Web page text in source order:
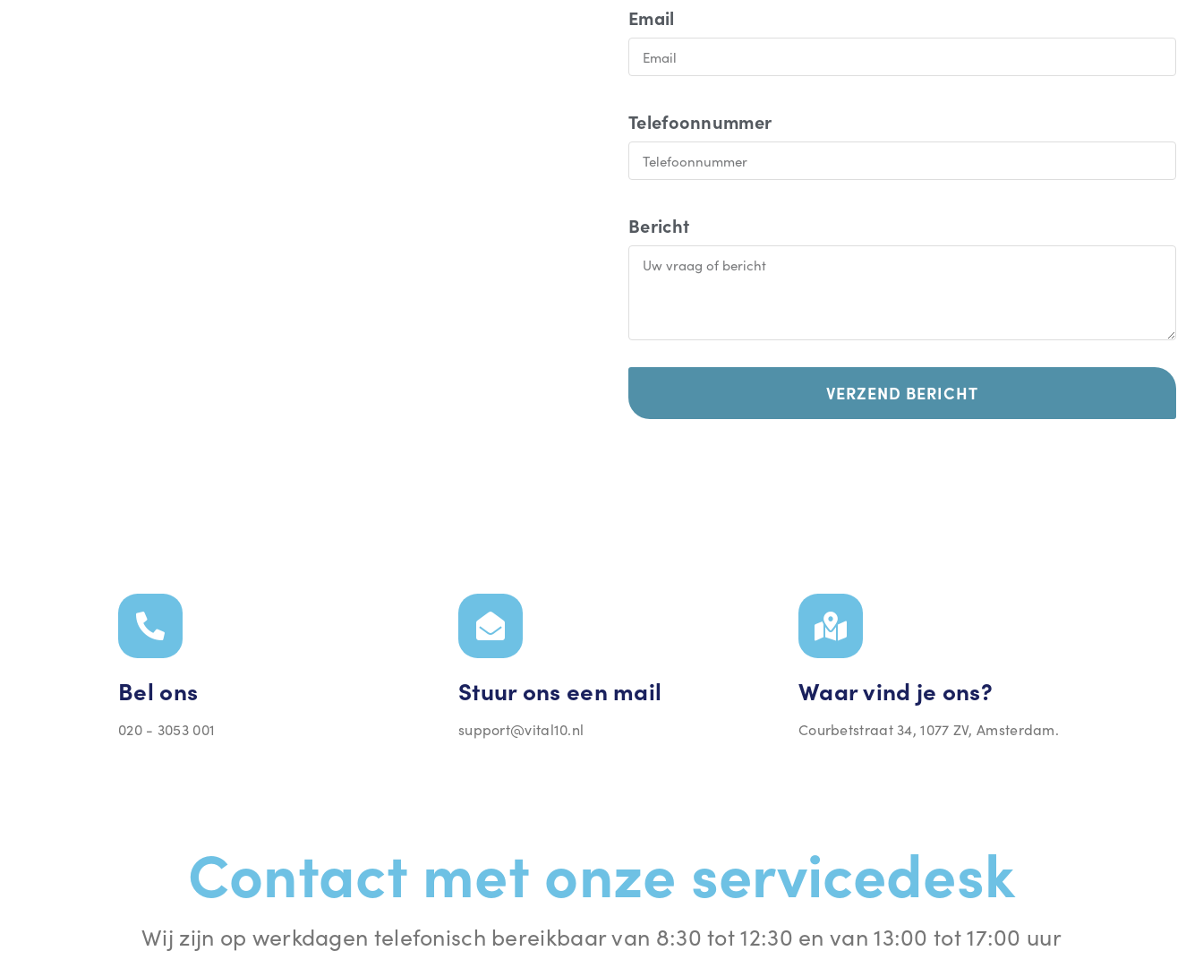
Email
Telefoonnummer
Bericht
VERZEND BERICHT
Bel ons
020 - 3053 001
Stuur ons een mail
support@vital10.nl
Waar vind je ons?
Courbetstraat 34, 1077 ZV, Amsterdam.
Contact met onze servicedesk
Wij zijn op werkdagen telefonisch bereikbaar van 8:30 tot 12:30 en van 13:00 tot 17:00 uur